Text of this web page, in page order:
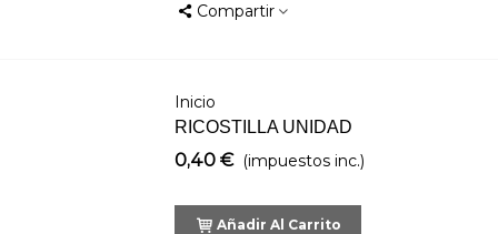
Compartir
Inicio
RICOSTILLA UNIDAD
0,40 € (impuestos inc.)
Añadir Al Carrito